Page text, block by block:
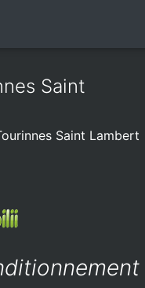
Saint
Saint Lambert